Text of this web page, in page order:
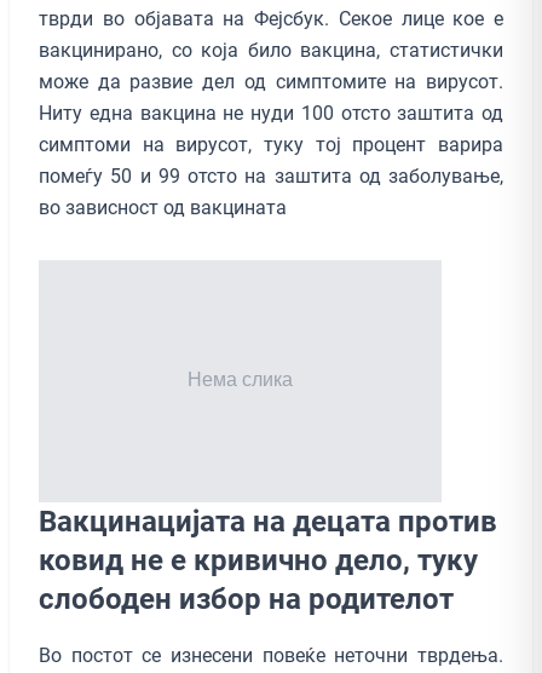
тврди во објавата на Фејсбук. Секое лице кое е
вакцинирано, со која било вакцина, статистички
може да развие дел од симптомите на вирусот.
Ниту една вакцина не нуди 100 отсто заштита од
симптоми на вирусот, туку тој процент варира
помеѓу 50 и 99 отсто на заштита од заболување,
во зависност од вакцината
Вакцинацијата на децата против
ковид не е кривично дело, туку
слободен избор на родителот
Во постот се изнесени повеќе неточни тврдења.